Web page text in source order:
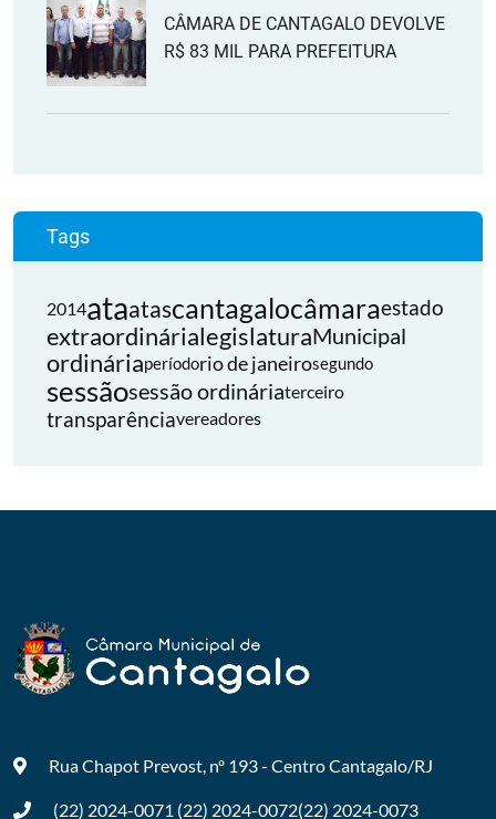
CÂMARA DE CANTAGALO DEVOLVE
R$ 83 MIL PARA PREFEITURA
Tags
2014ataatascantagalocâmaraestado
extraordinárialegislaturaMunicipal
ordináriaperíodorio de janeirosegundo
sessãosessão ordináriaterceiro
transparênciavereadores
Rua Chapot Prevost, nº 193 - CentroCantagalo/RJ
(22) 2024-0071 (22) 2024-0072(22) 2024-0073